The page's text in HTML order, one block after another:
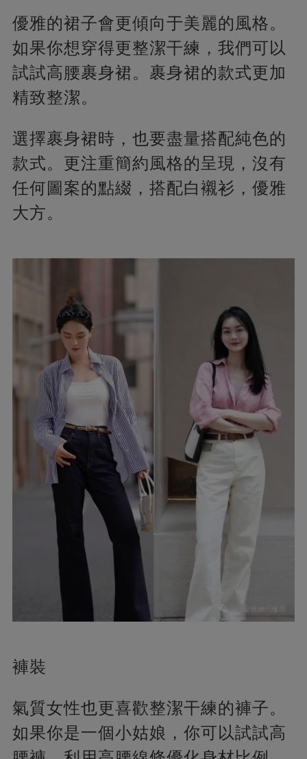
優雅的裙子會更傾向于美麗的風格。
如果你想穿得更整潔干練，我們可以
試試高腰裹身裙。裹身裙的款式更加
精致整潔。
選擇裹身裙時，也要盡量搭配純色的
款式。更注重簡約風格的呈現，沒有
任何圖案的點綴，搭配白襯衫，優雅
大方。
褲裝
氣質女性也更喜歡整潔干練的褲子。
如果你是一個小姑娘，你可以試試高